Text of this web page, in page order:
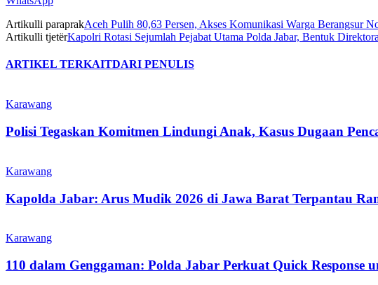
Artikulli paraprakAceh Pulih 80,63 Persen, Akses Komunikasi Warga Berangsur
Artikulli tjetërKapolri Rotasi Sejumlah Pejabat Utama Polda Jabar, Bentuk
ARTIKEL TERKAITDARI PENULIS
Karawang
Polisi Tegaskan Komitmen Lindungi Anak, Kasus Dugaan
Karawang
Kapolda Jabar: Arus Mudik 2026 di Jawa Barat Terpantau
Karawang
110 dalam Genggaman: Polda Jabar Perkuat Quick Response